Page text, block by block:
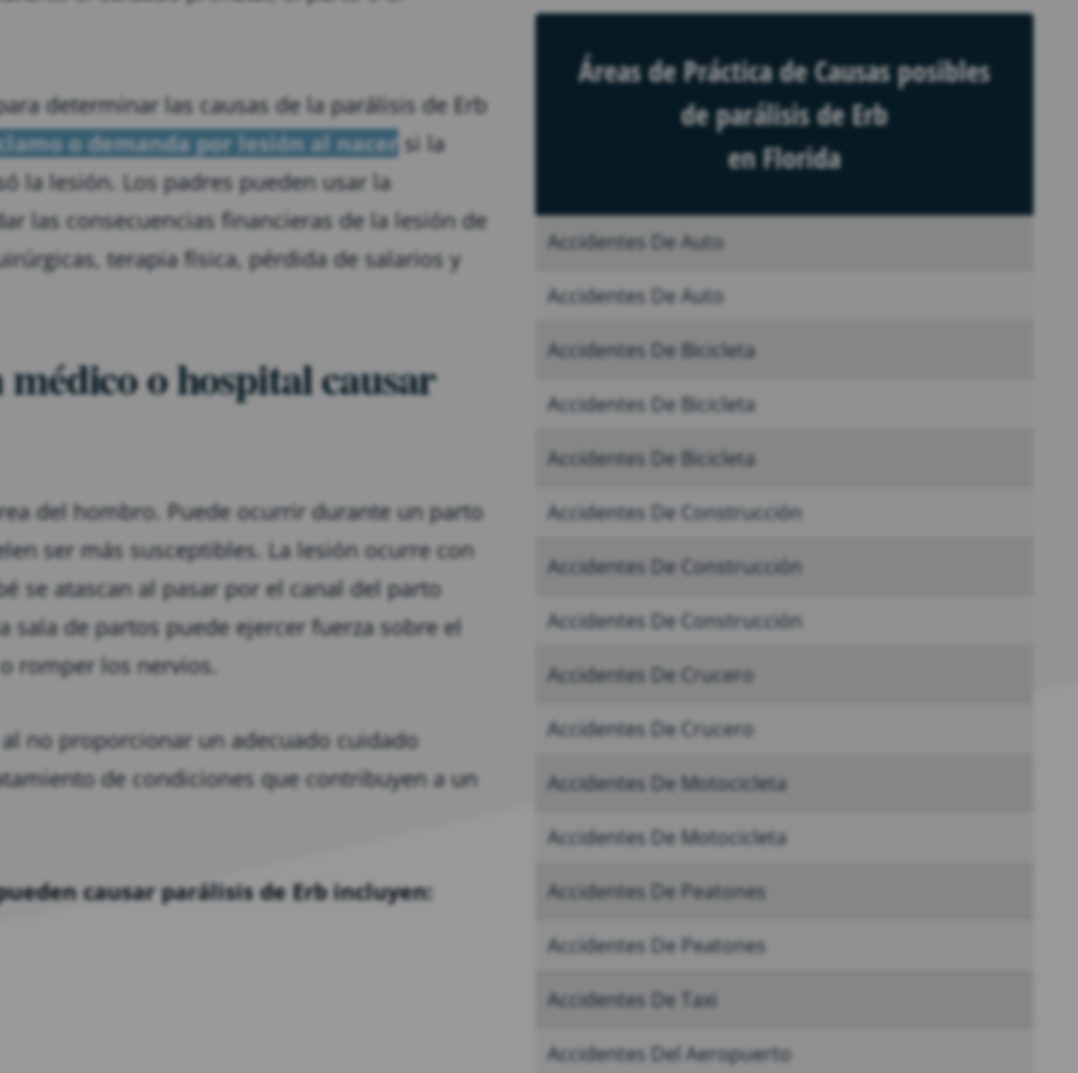
determinar las causas de la parálisis de Erb
o demanda por lesión al nacer si la
la lesión. Los padres pueden usar la
las consecuencias financieras de la lesión de
terapia física, pérdida de salarios y
o hospital causar
del hombro. Puede ocurrir durante un parto
ser más susceptibles. La lesión ocurre con
se atascan al pasar por el canal del parto
de partos puede ejercer fuerza sobre el
romper los nervios.
no proporcionar un adecuado cuidado
de condiciones que contribuyen a un
causar parálisis de Erb incluyen:
Áreas de Práctica de Causas posibles
de parálisis de Erb
en Florida
Accidentes De Auto
Accidentes De Auto
Accidentes De Bicicleta
Accidentes De Bicicleta
Accidentes De Bicicleta
Accidentes De Construcción
Accidentes De Construcción
Accidentes De Construcción
Accidentes De Crucero
Accidentes De Crucero
Accidentes De Motocicleta
Accidentes De Motocicleta
Accidentes De Peatones
Accidentes De Peatones
Accidentes De Taxi
Accidentes Del Aeropuerto